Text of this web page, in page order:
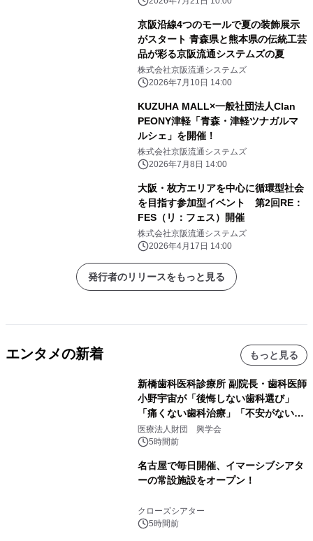
京阪沿線4つのモールで夏の装飾展示
がスタート 青森県と熊本県の伝統工芸
品が彩る京阪流通システムズの夏
株式会社京阪流通システムズ
2026年7月10日 14:00
KUZUHA MALL×一般社団法人Clan
PEONY津軽「青森・津軽ツナガルマ
ルシェ」を開催！
株式会社京阪流通システムズ
2026年7月8日 14:00
大阪・枚方エリアを中心に循環型社会
を目指す参加型イベント 第2回RE：
FES（リ：フェス）開催
株式会社京阪流通システムズ
2026年4月17日 14:00
発行者のリリースをもっと見る
エンタメの新着 もっと見る
新橋歯科医科診療所 副院長・歯科医師
小野宇宙が「後悔しない歯科選び」
「痛くない歯科治療」「不安がない治
療計画」をテーマに専門監修
医療法人財団 興学会
5時間前
名古屋で毎日開催、イマーシブシアタ
ーの常設施設をオープン！
クローズシアター
5時間前